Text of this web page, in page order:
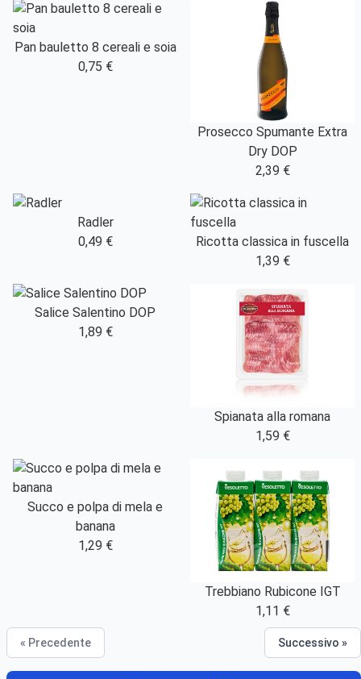
Pan bauletto 8 cereali e soia
0,75 €
Prosecco Spumante Extra
Dry DOP
2,39 €
Radler
0,49 €
Ricotta classica in fuscella
1,39 €
Salice Salentino DOP
1,89 €
Spianata alla romana
1,59 €
Succo e polpa di mela e
banana
1,29 €
Trebbiano Rubicone IGT
1,11 €
« Precedente Successivo »